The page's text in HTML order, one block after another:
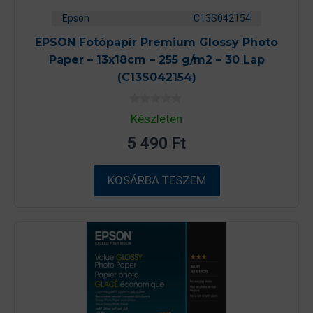
Epson C13S042154
EPSON Fotópapír Premium Glossy Photo
Paper – 13x18cm – 255 g/m2 – 30 Lap
(C13S042154)
0
a
5
-
ő
l
Készleten
5 490 Ft
KOSÁRBA TESZEM